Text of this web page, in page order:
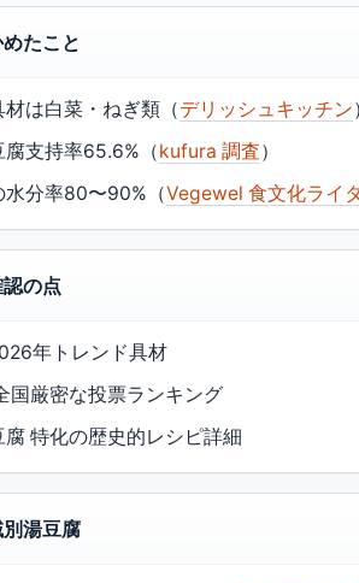
たこと
材は白菜・ねぎ類（デリッシュキッチン
腐支持率65.6%（kufura 調査）
水分率80〜90%（Vegewel 食文化ライ
の点
年トレンド具材
国厳密な投票ランキング
腐 特化の歴史的レシピ詳細
湯豆腐